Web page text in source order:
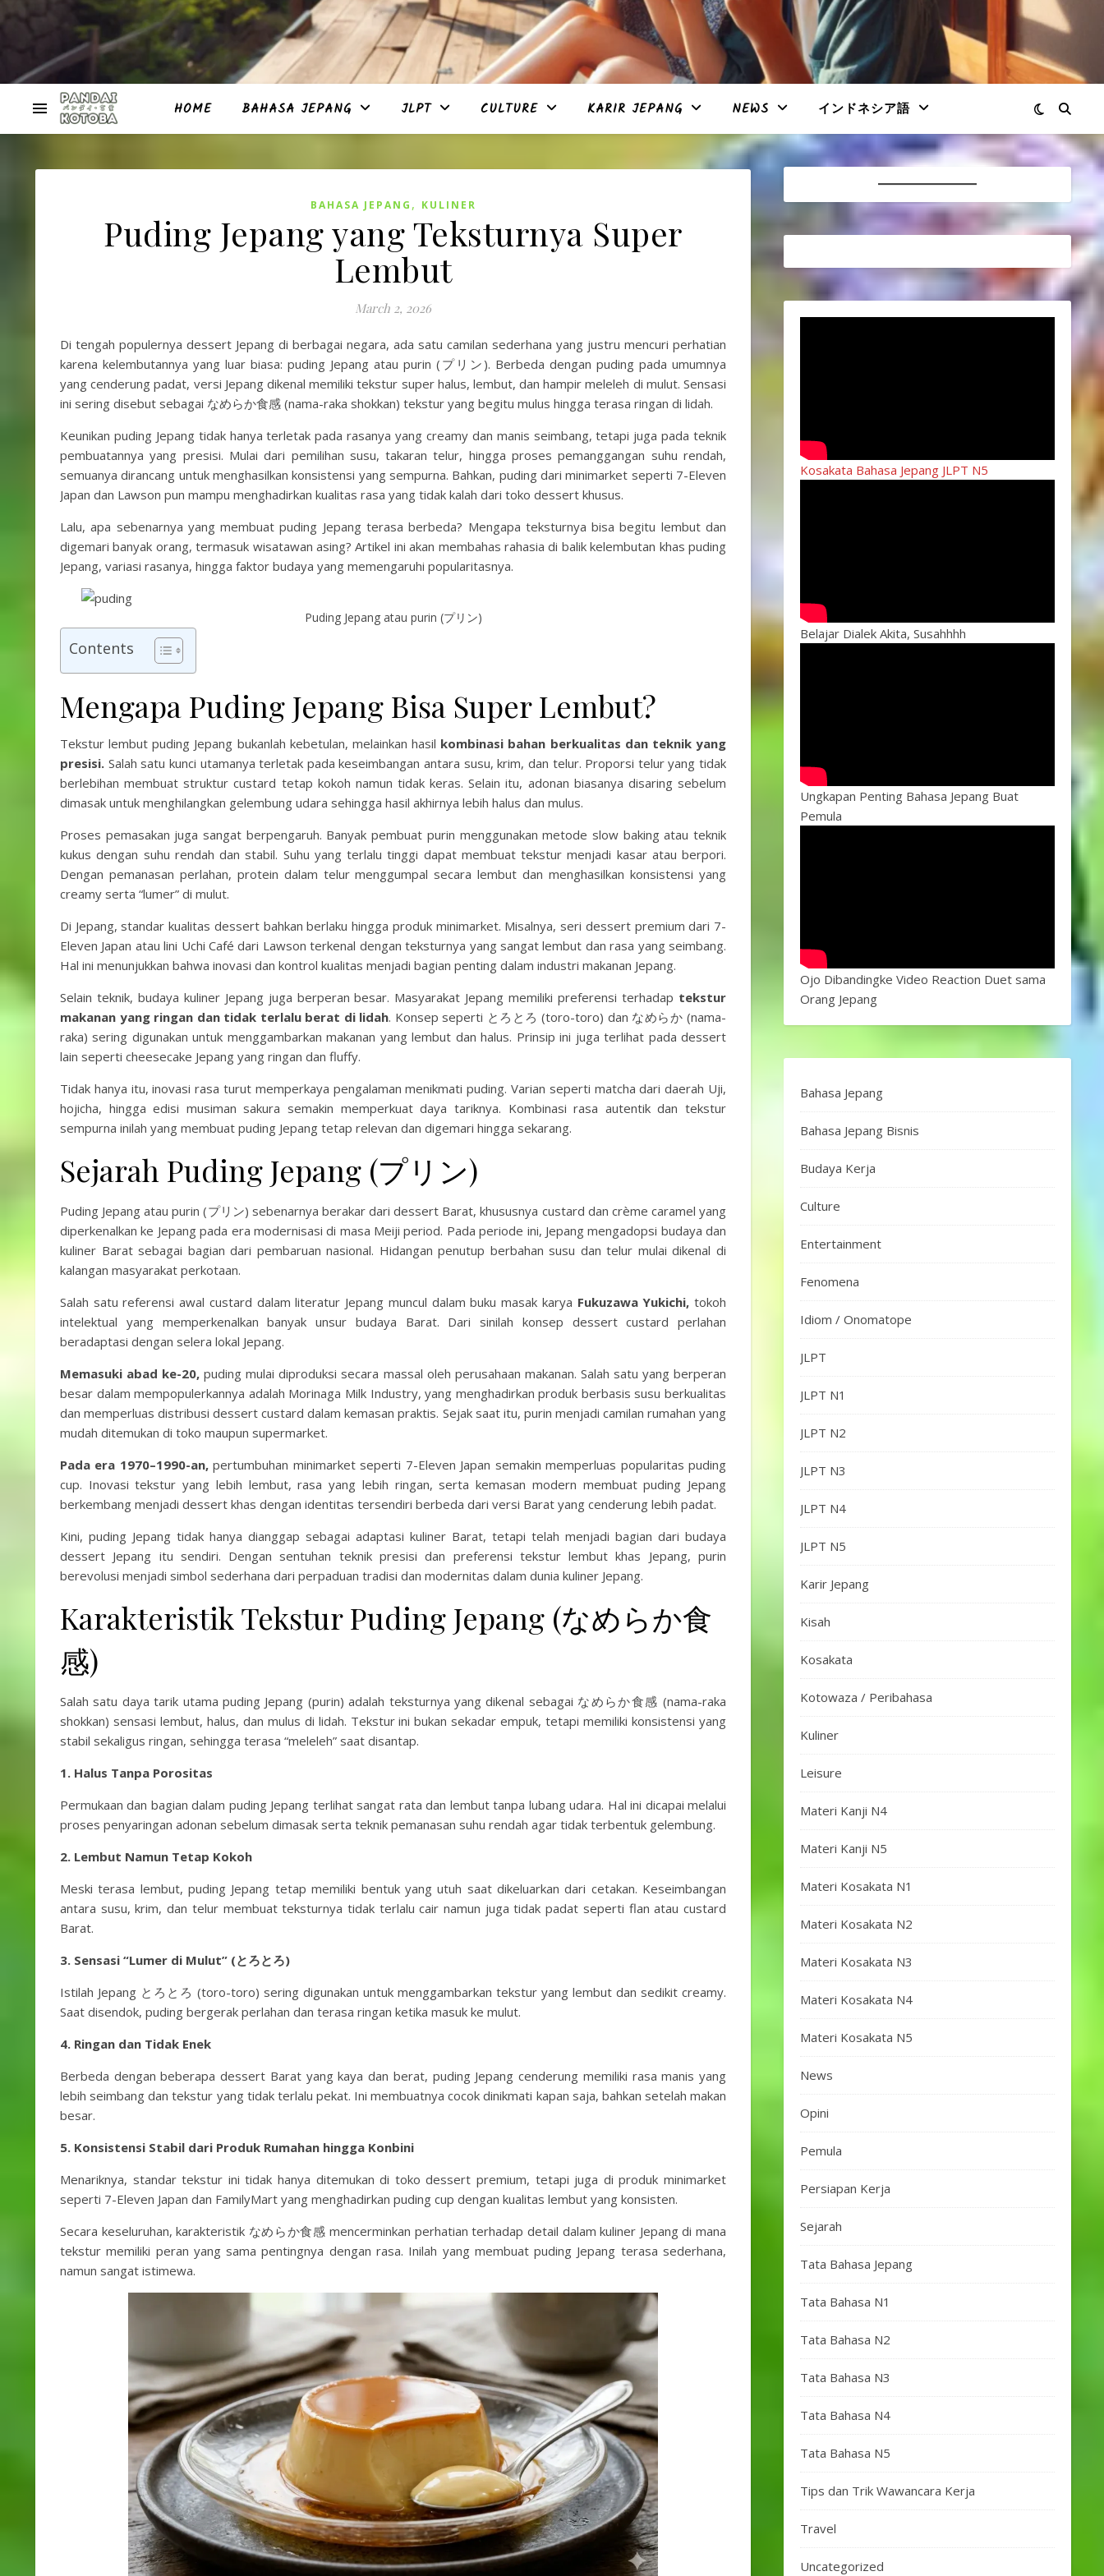
HOME BAHASA JEPANG JLPT CULTURE KARIR JEPANG NEWS インドネシア語
BAHASA JEPANG , KULINER
Puding Jepang yang Teksturnya Super
Lembut
March 2, 2026
Di tengah populernya dessert Jepang di berbagai negara, ada satu camilan sederhana yang justru mencuri perhatian
karena kelembutannya yang luar biasa: puding Jepang atau purin (プリン). Berbeda dengan puding pada umumnya
yang cenderung padat, versi Jepang dikenal memiliki tekstur super halus, lembut, dan hampir meleleh di mulut. Sensasi
ini sering disebut sebagai なめらか食感 (nama-raka shokkan) tekstur yang begitu mulus hingga terasa ringan di lidah.
Keunikan puding Jepang tidak hanya terletak pada rasanya yang creamy dan manis seimbang, tetapi juga pada teknik
pembuatannya yang presisi. Mulai dari pemilihan susu, takaran telur, hingga proses pemanggangan suhu rendah,
semuanya dirancang untuk menghasilkan konsistensi yang sempurna. Bahkan, puding dari minimarket seperti 7-Eleven
Japan dan Lawson pun mampu menghadirkan kualitas rasa yang tidak kalah dari toko dessert khusus.
Lalu, apa sebenarnya yang membuat puding Jepang terasa berbeda? Mengapa teksturnya bisa begitu lembut dan
digemari banyak orang, termasuk wisatawan asing? Artikel ini akan membahas rahasia di balik kelembutan khas puding
Jepang, variasi rasanya, hingga faktor budaya yang memengaruhi popularitasnya.
Puding Jepang atau purin (プリン)
Contents
Mengapa Puding Jepang Bisa Super Lembut?
Tekstur lembut puding Jepang bukanlah kebetulan, melainkan hasil kombinasi bahan berkualitas dan teknik yang
presisi. Salah satu kunci utamanya terletak pada keseimbangan antara susu, krim, dan telur. Proporsi telur yang tidak
berlebihan membuat struktur custard tetap kokoh namun tidak keras. Selain itu, adonan biasanya disaring sebelum
dimasak untuk menghilangkan gelembung udara sehingga hasil akhirnya lebih halus dan mulus.
Proses pemasakan juga sangat berpengaruh. Banyak pembuat purin menggunakan metode slow baking atau teknik
kukus dengan suhu rendah dan stabil. Suhu yang terlalu tinggi dapat membuat tekstur menjadi kasar atau berpori.
Dengan pemanasan perlahan, protein dalam telur menggumpal secara lembut dan menghasilkan konsistensi yang
creamy serta “lumer” di mulut.
Di Jepang, standar kualitas dessert bahkan berlaku hingga produk minimarket. Misalnya, seri dessert premium dari 7-
Eleven Japan atau lini Uchi Café dari Lawson terkenal dengan teksturnya yang sangat lembut dan rasa yang seimbang.
Hal ini menunjukkan bahwa inovasi dan kontrol kualitas menjadi bagian penting dalam industri makanan Jepang.
Selain teknik, budaya kuliner Jepang juga berperan besar. Masyarakat Jepang memiliki preferensi terhadap tekstur
makanan yang ringan dan tidak terlalu berat di lidah. Konsep seperti とろとろ (toro-toro) dan なめらか (nama-
raka) sering digunakan untuk menggambarkan makanan yang lembut dan halus. Prinsip ini juga terlihat pada dessert
lain seperti cheesecake Jepang yang ringan dan fluffy.
Tidak hanya itu, inovasi rasa turut memperkaya pengalaman menikmati puding. Varian seperti matcha dari daerah Uji,
hojicha, hingga edisi musiman sakura semakin memperkuat daya tariknya. Kombinasi rasa autentik dan tekstur
sempurna inilah yang membuat puding Jepang tetap relevan dan digemari hingga sekarang.
Sejarah Puding Jepang (プリン)
Puding Jepang atau purin (プリン) sebenarnya berakar dari dessert Barat, khususnya custard dan crème caramel yang
diperkenalkan ke Jepang pada era modernisasi di masa Meiji period. Pada periode ini, Jepang mengadopsi budaya dan
kuliner Barat sebagai bagian dari pembaruan nasional. Hidangan penutup berbahan susu dan telur mulai dikenal di
kalangan masyarakat perkotaan.
Salah satu referensi awal custard dalam literatur Jepang muncul dalam buku masak karya Fukuzawa Yukichi, tokoh
intelektual yang memperkenalkan banyak unsur budaya Barat. Dari sinilah konsep dessert custard perlahan
beradaptasi dengan selera lokal Jepang.
Memasuki abad ke-20, puding mulai diproduksi secara massal oleh perusahaan makanan. Salah satu yang berperan
besar dalam mempopulerkannya adalah Morinaga Milk Industry, yang menghadirkan produk berbasis susu berkualitas
dan memperluas distribusi dessert custard dalam kemasan praktis. Sejak saat itu, purin menjadi camilan rumahan yang
mudah ditemukan di toko maupun supermarket.
Pada era 1970–1990-an,pertumbuhan minimarket seperti 7-Eleven Japan semakin memperluas popularitas puding
cup. Inovasi tekstur yang lebih lembut, rasa yang lebih ringan, serta kemasan modern membuat puding Jepang
berkembang menjadi dessert khas dengan identitas tersendiri berbeda dari versi Barat yang cenderung lebih padat.
Kini, puding Jepang tidak hanya dianggap sebagai adaptasi kuliner Barat, tetapi telah menjadi bagian dari budaya
dessert Jepang itu sendiri. Dengan sentuhan teknik presisi dan preferensi tekstur lembut khas Jepang, purin
berevolusi menjadi simbol sederhana dari perpaduan tradisi dan modernitas dalam dunia kuliner Jepang.
Karakteristik Tekstur Puding Jepang (なめらか食
感)
Salah satu daya tarik utama puding Jepang (purin) adalah teksturnya yang dikenal sebagai なめらか食感 (nama-raka
shokkan) sensasi lembut, halus, dan mulus di lidah. Tekstur ini bukan sekadar empuk, tetapi memiliki konsistensi yang
stabil sekaligus ringan, sehingga terasa “meleleh” saat disantap.
1. Halus Tanpa Porositas
Permukaan dan bagian dalam puding Jepang terlihat sangat rata dan lembut tanpa lubang udara. Hal ini dicapai melalui
proses penyaringan adonan sebelum dimasak serta teknik pemanasan suhu rendah agar tidak terbentuk gelembung.
2. Lembut Namun Tetap Kokoh
Meski terasa lembut, puding Jepang tetap memiliki bentuk yang utuh saat dikeluarkan dari cetakan. Keseimbangan
antara susu, krim, dan telur membuat teksturnya tidak terlalu cair namun juga tidak padat seperti flan atau custard
Barat.
3. Sensasi “Lumer di Mulut” (とろとろ)
Istilah Jepang とろとろ (toro-toro) sering digunakan untuk menggambarkan tekstur yang lembut dan sedikit creamy.
Saat disendok, puding bergerak perlahan dan terasa ringan ketika masuk ke mulut.
4. Ringan dan Tidak Enek
Berbeda dengan beberapa dessert Barat yang kaya dan berat, puding Jepang cenderung memiliki rasa manis yang
lebih seimbang dan tekstur yang tidak terlalu pekat. Ini membuatnya cocok dinikmati kapan saja, bahkan setelah makan
besar.
5. Konsistensi Stabil dari Produk Rumahan hingga Konbini
Menariknya, standar tekstur ini tidak hanya ditemukan di toko dessert premium, tetapi juga di produk minimarket
seperti 7-Eleven Japan dan FamilyMart yang menghadirkan puding cup dengan kualitas lembut yang konsisten.
Secara keseluruhan, karakteristik なめらか食感 mencerminkan perhatian terhadap detail dalam kuliner Jepang di mana
tekstur memiliki peran yang sama pentingnya dengan rasa. Inilah yang membuat puding Jepang terasa sederhana,
namun sangat istimewa.
Kosakata Bahasa Jepang JLPT N5
Belajar Dialek Akita, Susahhhh
Ungkapan Penting Bahasa Jepang Buat
Pemula
Ojo Dibandingke Video Reaction Duet sama
Orang Jepang
Bahasa Jepang
Bahasa Jepang Bisnis
Budaya Kerja
Culture
Entertainment
Fenomena
Idiom / Onomatope
JLPT
JLPT N1
JLPT N2
JLPT N3
JLPT N4
JLPT N5
Karir Jepang
Kisah
Kosakata
Kotowaza / Peribahasa
Kuliner
Leisure
Materi Kanji N4
Materi Kanji N5
Materi Kosakata N1
Materi Kosakata N2
Materi Kosakata N3
Materi Kosakata N4
Materi Kosakata N5
News
Opini
Pemula
Persiapan Kerja
Sejarah
Tata Bahasa Jepang
Tata Bahasa N1
Tata Bahasa N2
Tata Bahasa N3
Tata Bahasa N4
Tata Bahasa N5
Tips dan Trik Wawancara Kerja
Travel
Uncategorized